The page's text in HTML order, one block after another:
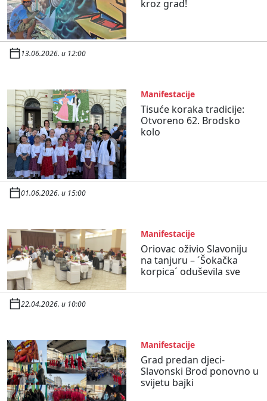
kroz grad!
13.06.2026. u 12:00
Manifestacije
Tisuće koraka tradicije:
Otvoreno 62. Brodsko
kolo
01.06.2026. u 15:00
Manifestacije
Oriovac oživio Slavoniju
na tanjuru – ´Šokačka
korpica´ oduševila sve
22.04.2026. u 10:00
Manifestacije
Grad predan djeci-
Slavonski Brod ponovno u
svijetu bajki